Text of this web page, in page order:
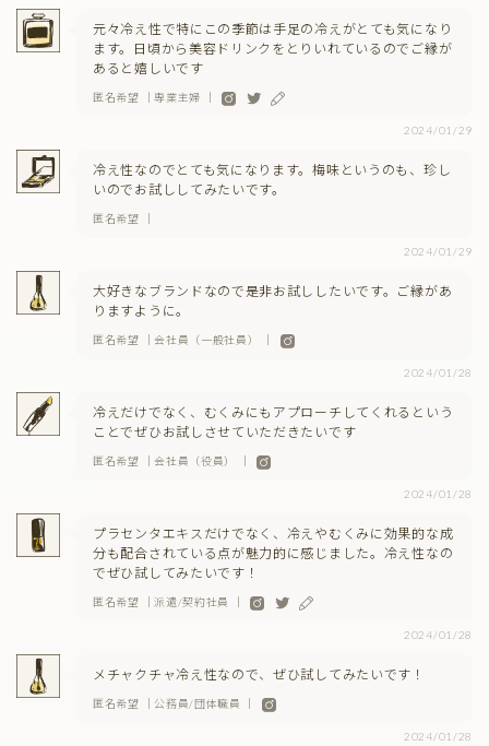
元々冷え性で特にこの季節は手足の冷えがとても気になり
ます。日頃から美容ドリンクをとりいれているのでご縁が
あると嬉しいです
匿名希望 ｜専業主婦 ｜
2024/01/29
冷え性なのでとても気になります。梅味というのも、珍し
いのでお試ししてみたいです。
匿名希望 ｜
2024/01/29
大好きなブランドなので是非お試ししたいです。ご縁があ
りますように。
匿名希望 ｜会社員（一般社員） ｜
2024/01/28
冷えだけでなく、むくみにもアプローチしてくれるという
ことでぜひお試しさせていただきたいです
匿名希望 ｜会社員（役員） ｜
2024/01/28
プラセンタエキスだけでなく、冷えやむくみに効果的な成
分も配合されている点が魅力的に感じました。冷え性なの
でぜひ試してみたいです！
匿名希望 ｜派遣/契約社員 ｜
2024/01/28
メチャクチャ冷え性なので、ぜひ試してみたいです！
匿名希望 ｜公務員/団体職員 ｜
2024/01/28